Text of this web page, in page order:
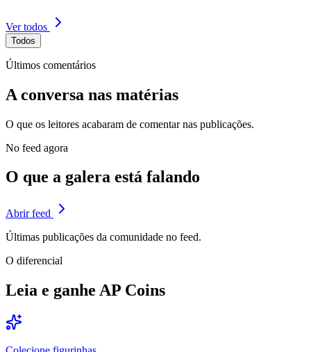
Ver todos
Todos
Últimos comentários
A conversa nas matérias
O que os leitores acabaram de comentar nas publicações.
No feed agora
O que a galera está falando
Abrir feed
Últimas publicações da comunidade no feed.
O diferencial
Leia e ganhe AP Coins